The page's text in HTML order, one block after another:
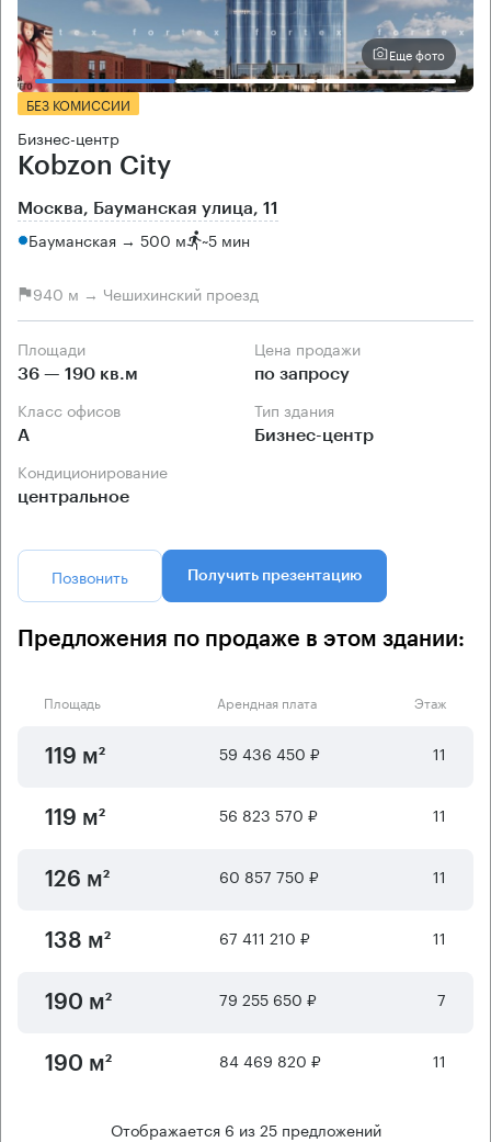
Еще фото
БЕЗ КОМИССИИ
Бизнес-центр
Kobzon City
Москва, Бауманская улица, 11
Бауманская → 500 м ~5 мин
940 м → Чешихинский проезд
Площади
36 — 190 кв.м
Цена продажи
по запросу
Класс офисов
А
Тип здания
Бизнес-центр
Кондиционирование
центральное
Позвонить Получить презентацию
Предложения по продаже в этом здании:
Площадь Арендная плата Этаж
119 м² 59 436 450 ₽ 11
119 м² 56 823 570 ₽ 11
126 м² 60 857 750 ₽ 11
138 м² 67 411 210 ₽ 11
190 м² 79 255 650 ₽ 7
190 м² 84 469 820 ₽ 11
Отображается 6 из25предложений